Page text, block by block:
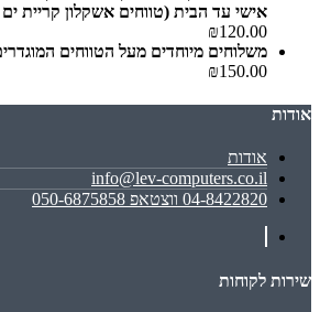
אישי עד הבית (טווחים אשקלון קריית
₪120.00
משלוחים מיוחדים מעל הטווחים
₪150.00
אודות
אודות
info@lev-computers.co.il
04-8422820 ווצטאפ 050-6875858
שירות לקוחות